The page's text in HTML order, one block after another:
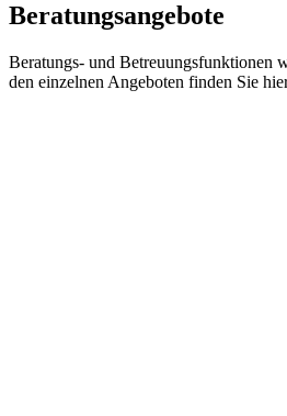
Beratungsangebote
Beratungs- und Betreuungsfunktionen
den einzelnen Angeboten finden Sie